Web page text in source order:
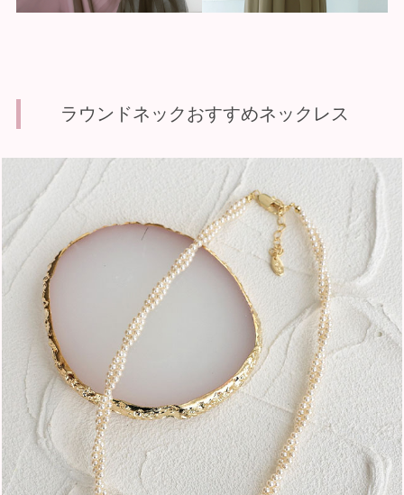
ラウンドネックおすすめネックレス